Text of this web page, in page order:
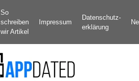
So
schreiben
wir Artikel
Impressum
Datenschutz­
erklärung